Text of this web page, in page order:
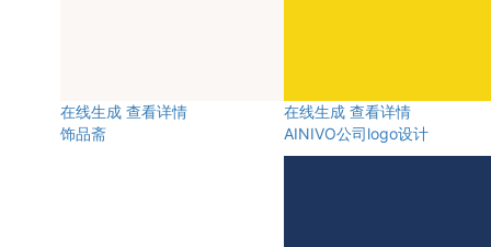
在线生成 查看详情
饰品斋
在线生成 查看详情
AINIVO公司logo设计